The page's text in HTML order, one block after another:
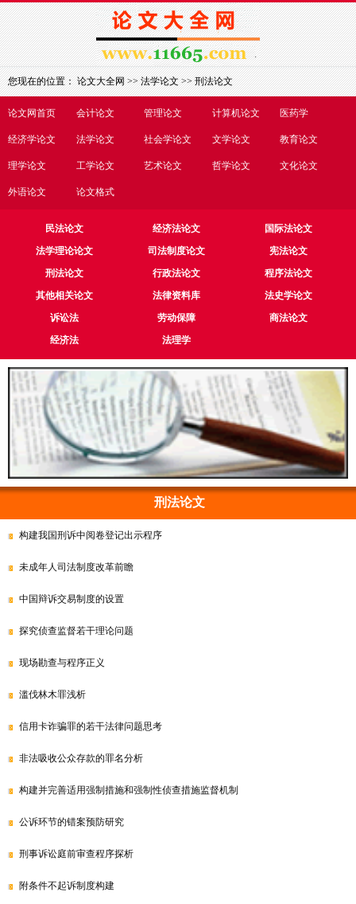
论文网首页 会计论文 管理论文 计算机论文 医药学
经济学论文 法学论文 社会学论文 文学论文 教育论文
理学论文 工学论文 艺术论文 哲学论文 文化论文
外语论文 论文格式
您现在的位置：论文大全网>>法学论文>>刑法论文
民法论文 经济法论文
国际法论文
法学理论论文
司法制度论文
宪法论文
刑法论文
行政法论文
程序法论文
其他相关论文
法律资料库
法史学论文
诉讼法
劳动保障
商法论文
经济法
法理学
刑法论文
构建我国刑诉中阅卷登记出示程序
未成年人司法制度改革前瞻
中国辩诉交易制度的设置
探究侦查监督若干理论问题
现场勘查与程序正义
滥伐林木罪浅析
信用卡诈骗罪的若干法律问题思考
非法吸收公众存款的罪名分析
构建并完善适用强制措施和强制性侦查措施监督机制
公诉环节的错案预防研究
刑事诉讼庭前审查程序探析
附条件不起诉制度构建